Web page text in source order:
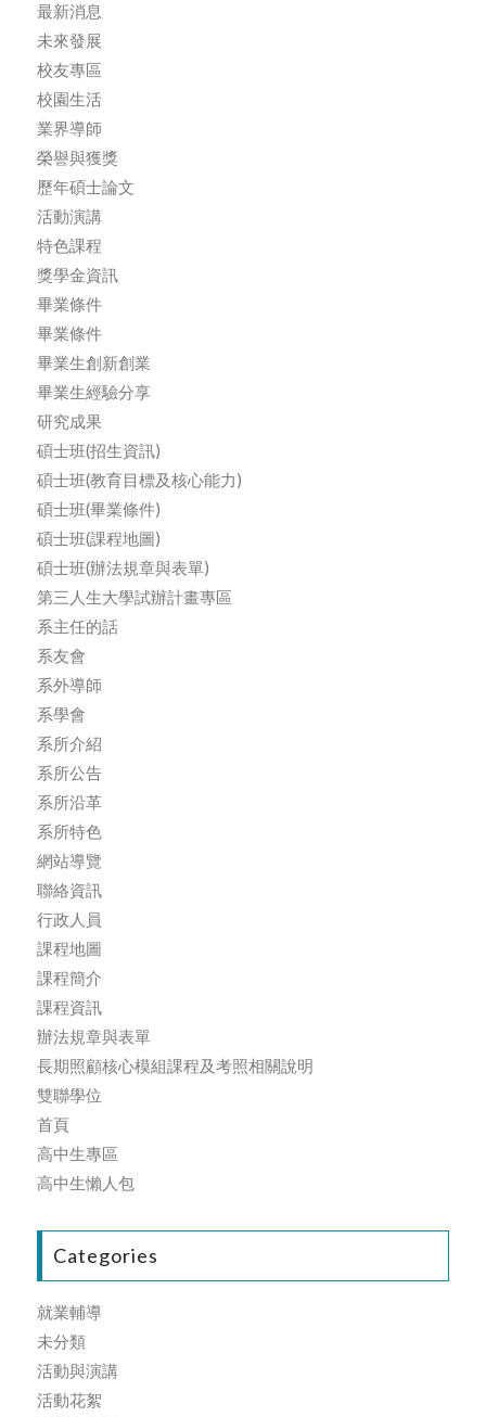
最新消息
未來發展
校友專區
校園生活
業界導師
榮譽與獲獎
歷年碩士論文
活動演講
特色課程
獎學金資訊
畢業條件
畢業條件
畢業生創新創業
畢業生經驗分享
研究成果
碩士班(招生資訊)
碩士班(教育目標及核心能力)
碩士班(畢業條件)
碩士班(課程地圖)
碩士班(辦法規章與表單)
第三人生大學試辦計畫專區
系主任的話
系友會
系外導師
系學會
系所介紹
系所公告
系所沿革
系所特色
網站導覽
聯絡資訊
行政人員
課程地圖
課程簡介
課程資訊
辦法規章與表單
長期照顧核心模組課程及考照相關說明
雙聯學位
首頁
高中生專區
高中生懶人包
Categories
就業輔導
未分類
活動與演講
活動花絮